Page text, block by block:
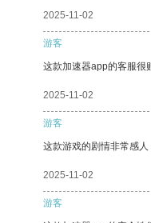
2025-11-02
游客
这款加速器app的客服很
2025-11-02
游客
这款游戏的剧情非常感人
2025-11-02
游客